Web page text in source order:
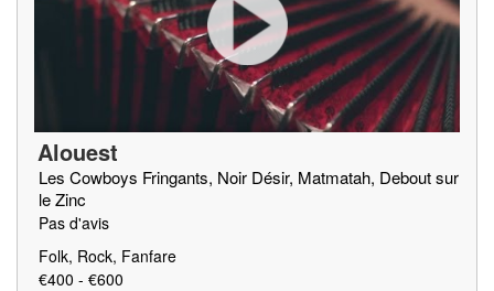
Alouest
Les Cowboys Fringants, Noir Désir, Matmatah, Debout sur
le Zinc
Pas d'avis
Folk, Rock, Fanfare
€400 - €600